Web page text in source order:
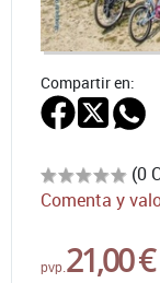
Compartir en:
(0
Comenta y
pvp. 21,00 €